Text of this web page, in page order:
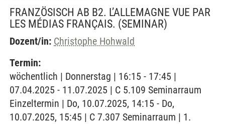
FRANZÖSISCH AB B2. L’ALLEMAGNE VUE PAR
LES MÉDIAS FRANÇAIS. (SEMINAR)
Dozent/in: Christophe Hohwald
Termin:
wöchentlich | Donnerstag | 16:15 - 17:45 |
07.04.2025 - 11.07.2025 | C 5.109 Seminarraum
Einzeltermin | Do, 10.07.2025, 14:15 - Do,
10.07.2025, 15:45 | C 7.307 Seminarraum | 1.